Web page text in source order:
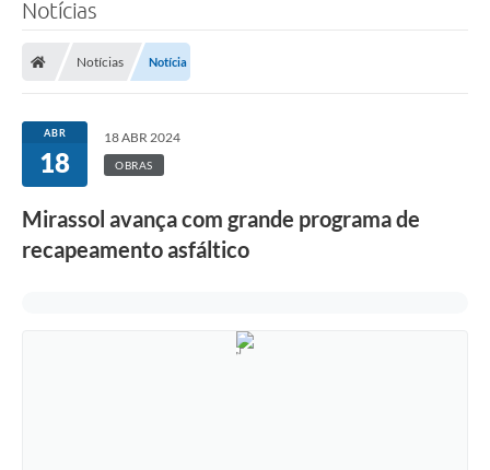
Notícias
Notícias Notícia
ABR
18
18 ABR 2024
OBRAS
Mirassol avança com grande programa de
recapeamento asfáltico